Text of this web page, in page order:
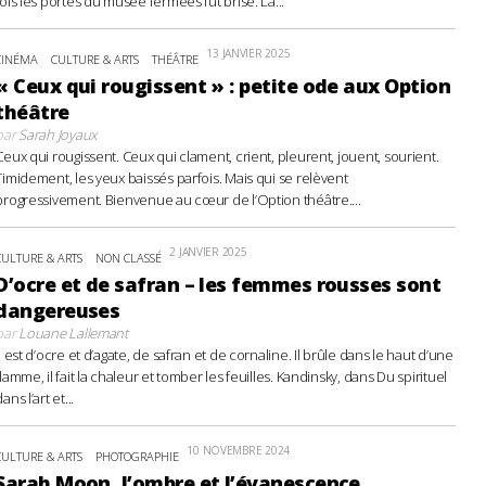
CULTURE & ARTS THÉÂTRE 13 JANVIER 2025
Ceux qui rougissent » : petite ode aux Option
Sarah Joyaux
qui rougissent. Ceux qui clament, crient, pleurent, jouent, sourient.
les yeux baissés parfois. Mais qui se relèvent
Bienvenue au cœur de l’Option théâtre....
& ARTS NON CLASSÉ 2 JANVIER 2025
et de safran – les femmes rousses sont
Louane Lallemant
est d’ocre et d’agate, de safran et de cornaline. Il brûle dans le haut d’une
il fait la chaleur et tomber les feuilles. Kandinsky, dans Du spirituel
l’art et...
& ARTS PHOTOGRAPHIE 10 NOVEMBRE 2024